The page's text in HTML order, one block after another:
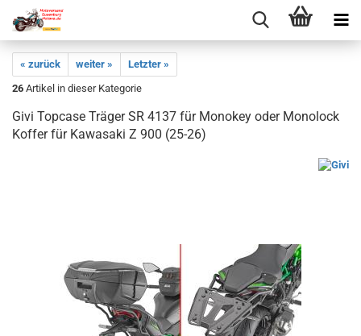
« zurück weiter »
Letzter »
26 Artikel in dieser Kategorie
Givi Topcase Träger SR 4137 für Monokey oder Monolock
Koffer für Kawasaki Z 900 (25-26)